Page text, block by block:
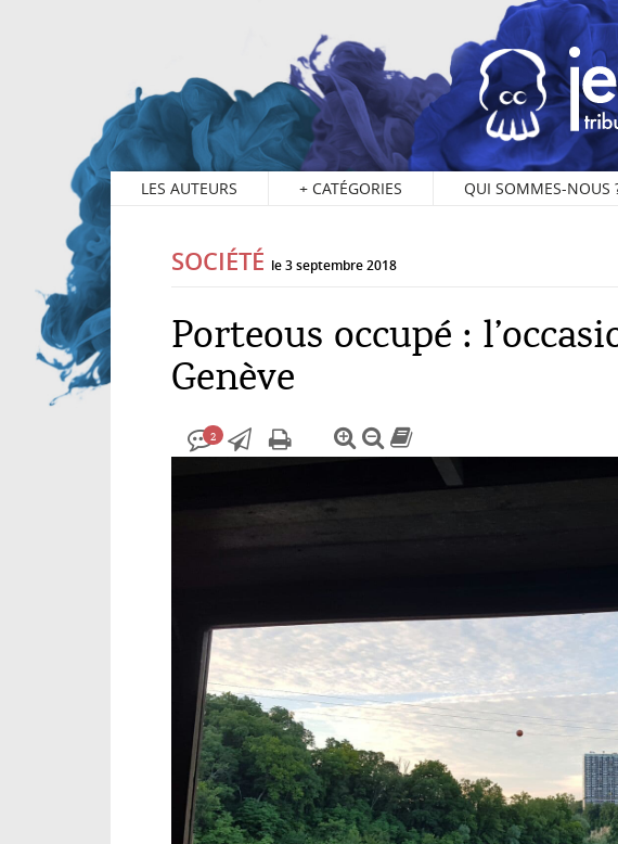
LES AUTEURS + CATÉGORIES QUI SOMMES-NOUS
SOCIÉTÉ le 3 septembre 2018
Porteous occupé :
Genève
2